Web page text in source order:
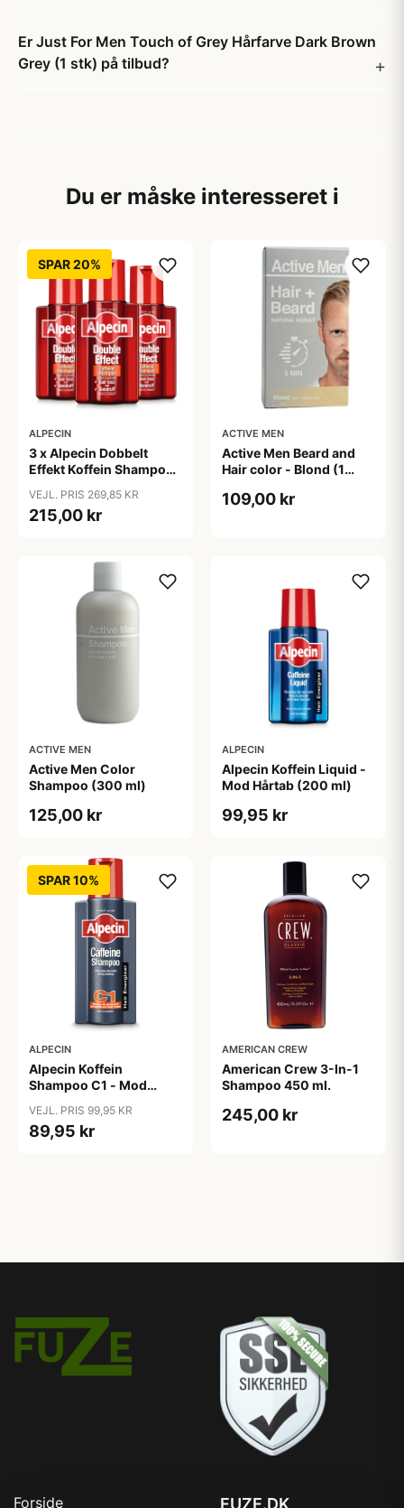
Er Just For Men Touch of Grey Hårfarve Dark Brown
Grey (1 stk) på tilbud?
Du er måske interesseret i
SPAR 20%
ALPECIN
3 x Alpecin Dobbelt
Effekt Koffein Shampoo
VEJL. PRIS 269,85 KR
215,00 kr
ACTIVE MEN
Active Men Beard and
Hair color - Blond (1
109,00 kr
ACTIVE MEN
Active Men Color
Shampoo (300 ml)
125,00 kr
ALPECIN
Alpecin Koffein Liquid -
Mod Hårtab (200 ml)
99,95 kr
SPAR 10%
ALPECIN
Alpecin Koffein
Shampoo C1 - Mod
VEJL. PRIS 99,95 KR
89,95 kr
AMERICAN CREW
American Crew 3-In-1
Shampoo 450 ml.
245,00 kr
Forside